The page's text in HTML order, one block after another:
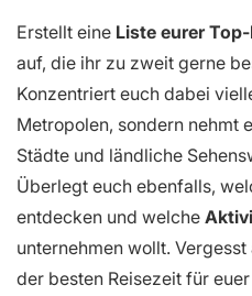
Erstellt eine Liste eurer
auf, die ihr zu zweit gerne
Konzentriert euch dabei
Metropolen, sondern nehmt
Städte und ländliche
Überlegt euch ebenfalls,
entdecken und welche
unternehmen wollt.
der besten Reisezeit für